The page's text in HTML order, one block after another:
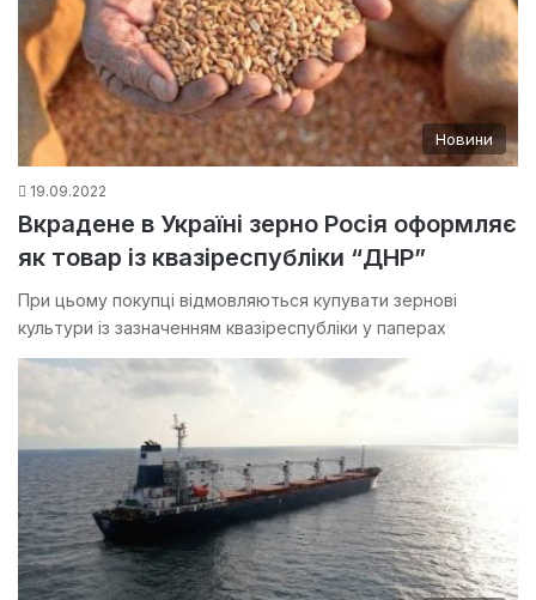
Новини
19.09.2022
Вкрадене в Україні зерно Росія оформляє
як товар із квазіреспубліки “ДНР”
При цьому покупці відмовляються купувати зернові
культури із зазначенням квазіреспубліки у паперах